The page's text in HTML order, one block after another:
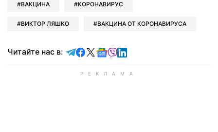
ВАКЦИНА КОРОНАВИРУС
ВИКТОР ЛЯШКО ВАКЦИНА ОТ КОРОНАВИРУСА
Читайте нас в: Читайте в Telegram
Читайте в Facebook
Читайте в X
Читайте в Google news
Читайте в Viber
Читайте в LinkedIn